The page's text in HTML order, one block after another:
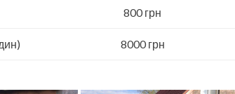
800 грн
8000 грн